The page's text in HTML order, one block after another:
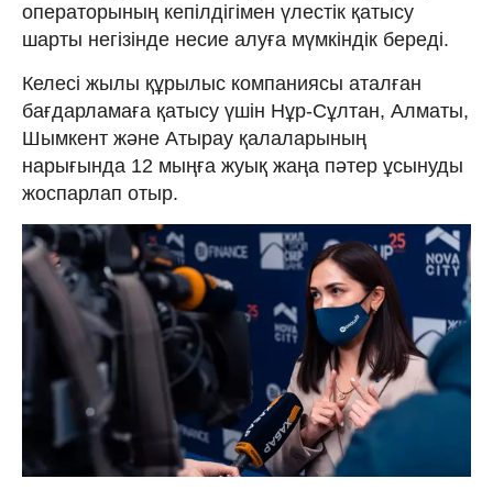
операторының кепілдігімен үлестік қатысу
шарты негізінде несие алуға мүмкіндік береді.
Келесі жылы құрылыс компаниясы аталған
бағдарламаға қатысу үшін Нұр-Сұлтан, Алматы,
Шымкент және Атырау қалаларының
нарығында 12 мыңға жуық жаңа пәтер ұсынуды
жоспарлап отыр.